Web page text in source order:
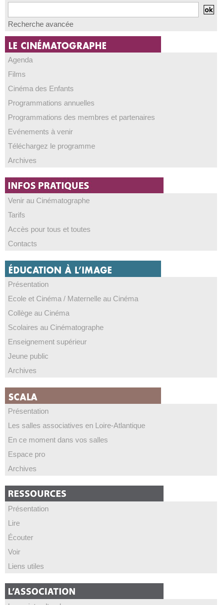
Recherche avancée
Agenda
Films
Cinéma des Enfants
Programmations annuelles
Programmations des membres et partenaires
Evénements à venir
Téléchargez le programme
Archives
Venir au Cinématographe
Tarifs
Accès pour tous et toutes
Contacts
Présentation
Ecole et Cinéma / Maternelle au Cinéma
Collège au Cinéma
Scolaires au Cinématographe
Enseignement supérieur
Jeune public
Archives
Présentation
Les salles associatives en Loire-Atlantique
En ce moment dans vos salles
Espace pro
Archives
Présentation
Lire
Écouter
Voir
Liens utiles